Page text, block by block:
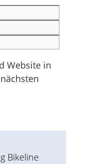
Mail
Website in
Bikeline